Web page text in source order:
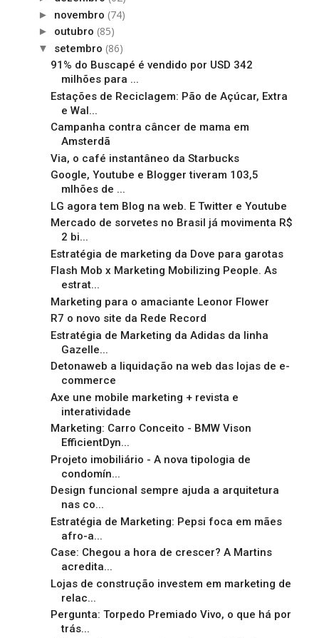
► novembro (74)
► outubro (85)
▼ setembro (86)
91% do Buscapé é vendido por USD 342
milhões para ...
Estações de Reciclagem: Pão de Açúcar, Extra
e Wal...
Campanha contra câncer de mama em
Amsterdã
Via, o café instantâneo da Starbucks
Google, Youtube e Blogger tiveram 103,5
mlhões de ...
LG agora tem Blog na web. E Twitter e Youtube
Mercado de sorvetes no Brasil já movimenta R$
2 bi...
Estratégia de marketing da Dove para garotas
Flash Mob x Marketing Mobilizing People. As
estrat...
Marketing para o amaciante Leonor Flower
R7 o novo site da Rede Record
Estratégia de Marketing da Adidas da linha
Gazelle...
Detonaweb a liquidação na web das lojas de e-
commerce
Axe une mobile marketing + revista e
interatividade
Marketing: Carro Conceito - BMW Vison
EfficientDyn...
Projeto imobiliário - A nova tipologia de
condomín...
Design funcional sempre ajuda a arquitetura
nas co...
Estratégia de Marketing: Pepsi foca em mães
afro-a...
Case: Chegou a hora de crescer? A Martins
acredita...
Lojas de construção investem em marketing de
relac...
Pergunta: Torpedo Premiado Vivo, o que há por
trás...